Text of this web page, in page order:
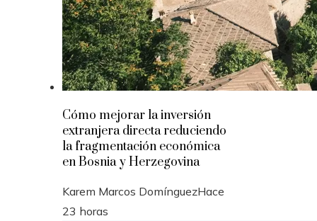
Cómo mejorar la inversión
extranjera directa reduciendo
la fragmentación económica
en Bosnia y Herzegovina
Karem Marcos DomínguezHace
23 horas